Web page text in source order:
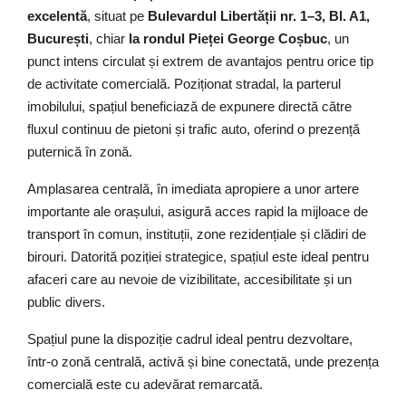
excelentă, situat pe Bulevardul Libertății nr. 1–3, Bl. A1,
București, chiar la rondul Pieței George Coșbuc, un
punct intens circulat și extrem de avantajos pentru orice tip
de activitate comercială. Poziționat stradal, la parterul
imobilului, spațiul beneficiază de expunere directă către
fluxul continuu de pietoni și trafic auto, oferind o prezență
puternică în zonă.
Amplasarea centrală, în imediata apropiere a unor artere
importante ale orașului, asigură acces rapid la mijloace de
transport în comun, instituții, zone rezidențiale și clădiri de
birouri. Datorită poziției strategice, spațiul este ideal pentru
afaceri care au nevoie de vizibilitate, accesibilitate și un
public divers.
Spațiul pune la dispoziție cadrul ideal pentru dezvoltare,
într-o zonă centrală, activă și bine conectată, unde prezența
comercială este cu adevărat remarcată.